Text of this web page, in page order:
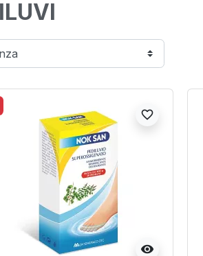
visibility
favorite_border